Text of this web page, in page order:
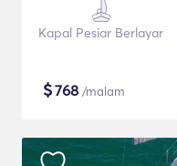
Kapal Pesiar Berlayar
$768 /malam